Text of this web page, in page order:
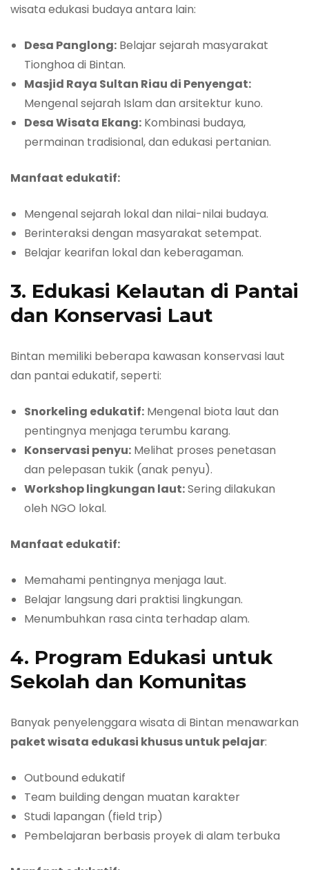
wisata edukasi budaya antara lain:
Desa Panglong: Belajar sejarah masyarakat
Tionghoa di Bintan.
Masjid Raya Sultan Riau di Penyengat:
Mengenal sejarah Islam dan arsitektur kuno.
Desa Wisata Ekang: Kombinasi budaya,
permainan tradisional, dan edukasi pertanian.
Manfaat edukatif:
Mengenal sejarah lokal dan nilai-nilai budaya.
Berinteraksi dengan masyarakat setempat.
Belajar kearifan lokal dan keberagaman.
3. Edukasi Kelautan di Pantai
dan Konservasi Laut
Bintan memiliki beberapa kawasan konservasi laut
dan pantai edukatif, seperti:
Snorkeling edukatif: Mengenal biota laut dan
pentingnya menjaga terumbu karang.
Konservasi penyu: Melihat proses penetasan
dan pelepasan tukik (anak penyu).
Workshop lingkungan laut:Sering dilakukan
oleh NGO lokal.
Manfaat edukatif:
Memahami pentingnya menjaga laut.
Belajar langsung dari praktisi lingkungan.
Menumbuhkan rasa cinta terhadap alam.
4. Program Edukasi untuk
Sekolah dan Komunitas
Banyak penyelenggara wisata di Bintan menawarkan
paket wisata edukasi khusus untuk pelajar:
Outbound edukatif
Team building dengan muatan karakter
Studi lapangan (field trip)
Pembelajaran berbasis proyek di alam terbuka